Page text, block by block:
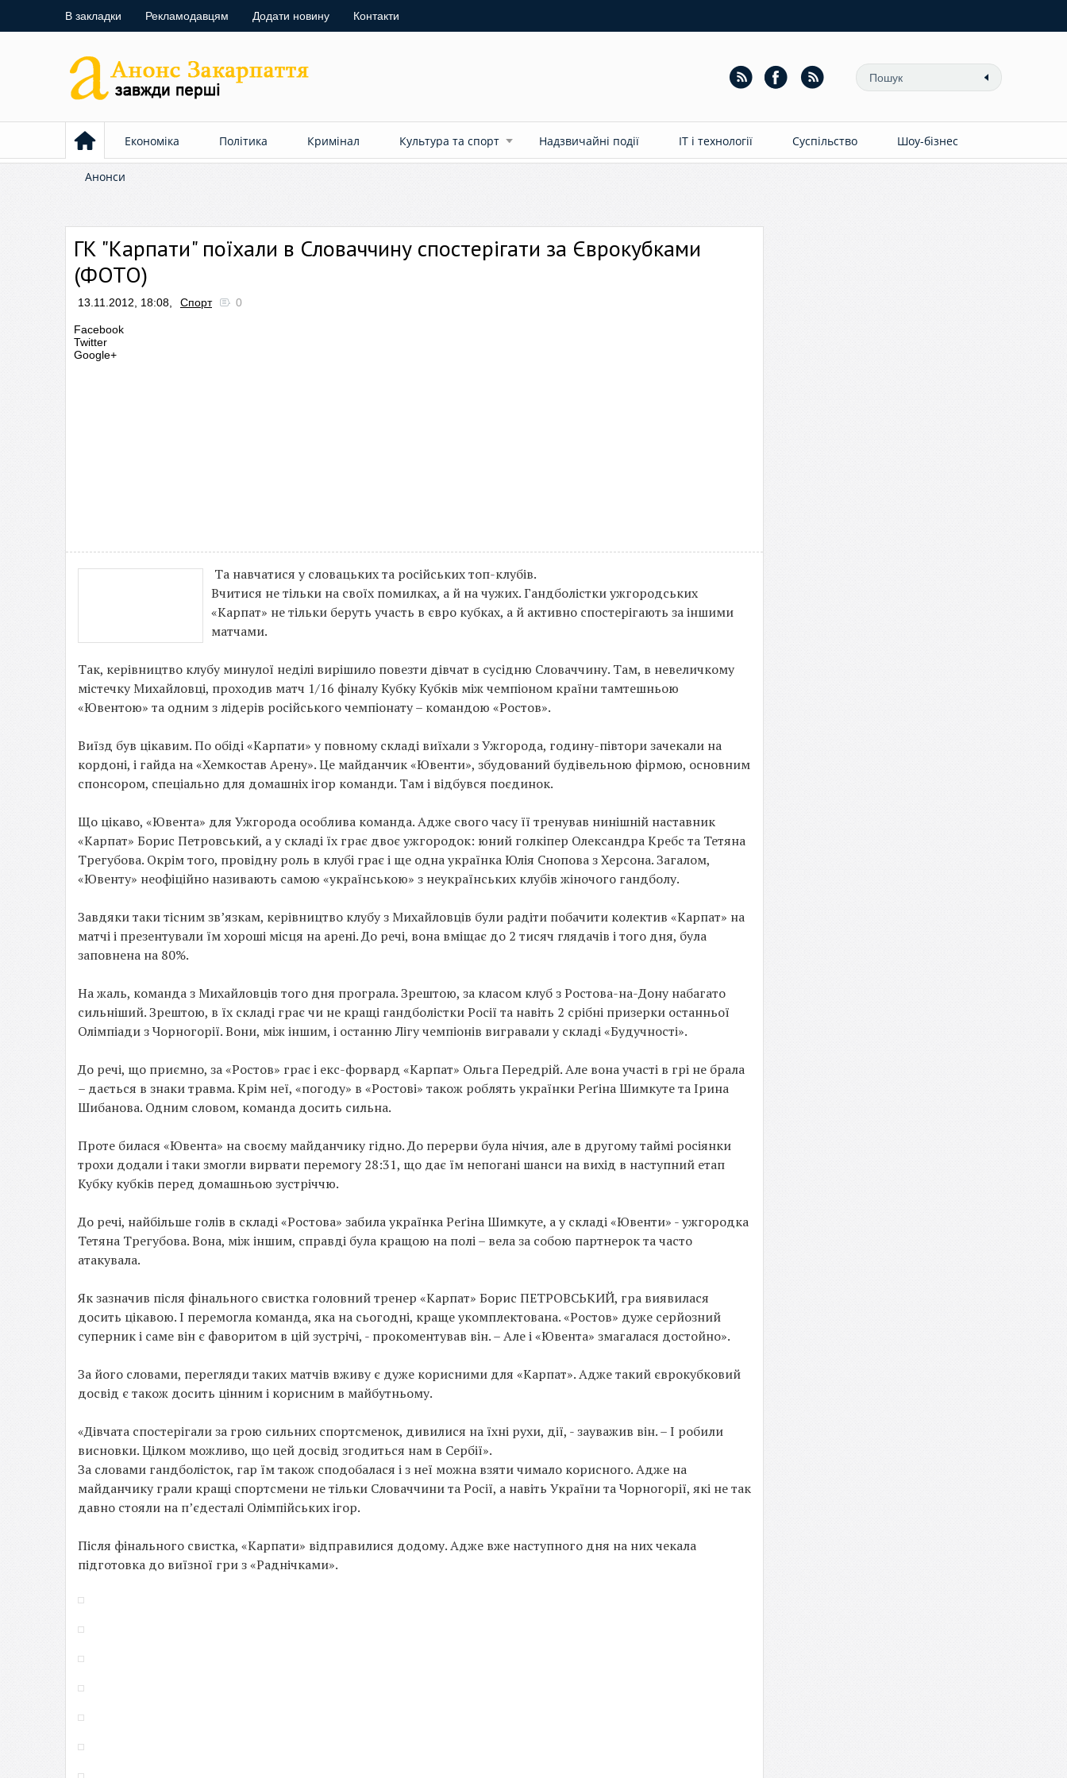
В закладки Рекламодавцям Додати новину Контакти
Економіка Політика Кримінал Культура та спорт Надзвичайні події ІТ і технології Суспільство Шоу-бізнес
Анонси
ГК "Карпати" поїхали в Словаччину спостерігати за Єврокубками
(ФОТО)
13.11.2012, 18:08, Спорт 0
Facebook
Twitter
Google+
Та навчатися у словацьких та російських топ-клубів.
Вчитися не тільки на своїх помилках, а й на чужих. Гандболістки ужгородських
«Карпат» не тільки беруть участь в євро кубках, а й активно спостерігають за іншими
матчами.
Так, керівництво клубу минулої неділі вирішило повезти дівчат в сусідню Словаччину. Там, в невеличкому
містечку Михайловці, проходив матч 1/16 фіналу Кубку Кубків між чемпіоном країни тамтешньою
«Ювентою» та одним з лідерів російського чемпіонату – командою «Ростов».
Виїзд був цікавим. По обіді «Карпати» у повному складі виїхали з Ужгорода, годину-півтори зачекали на
кордоні, і гайда на «Хемкостав Арену». Це майданчик «Ювенти», збудований будівельною фірмою, основним
спонсором, спеціально для домашніх ігор команди. Там і відбувся поєдинок.
Що цікаво, «Ювента» для Ужгорода особлива команда. Адже свого часу її тренував нинішній наставник
«Карпат» Борис Петровський, а у складі їх грає двоє ужгородок: юний голкіпер Олександра Кребс та Тетяна
Трегубова. Окрім того, провідну роль в клубі грає і ще одна українка Юлія Снопова з Херсона. Загалом,
«Ювенту» неофіційно називають самою «українською» з неукраїнських клубів жіночого гандболу.
Завдяки таки тісним зв’язкам, керівництво клубу з Михайловців були радіти побачити колектив «Карпат» на
матчі і презентували їм хороші місця на арені. До речі, вона вміщає до 2 тисяч глядачів і того дня, була
заповнена на 80%.
На жаль, команда з Михайловців того дня програла. Зрештою, за класом клуб з Ростова-на-Дону набагато
сильніший. Зрештою, в їх складі грає чи не кращі гандболістки Росії та навіть 2 срібні призерки останньої
Олімпіади з Чорногорії. Вони, між іншим, і останню Лігу чемпіонів вигравали у складі «Будучності».
До речі, що приємно, за «Ростов» грає і екс-форвард «Карпат» Ольга Передрій. Але вона участі в грі не брала
– дається в знаки травма. Крім неї, «погоду» в «Ростові» також роблять українки Реґіна Шимкуте та Ірина
Шибанова. Одним словом, команда досить сильна.
Проте билася «Ювента» на своєму майданчику гідно. До перерви була нічия, але в другому таймі росіянки
трохи додали і таки змогли вирвати перемогу 28:31, що дає їм непогані шанси на вихід в наступний етап
Кубку кубків перед домашньою зустріччю.
До речі, найбільше голів в складі «Ростова» забила українка Реґіна Шимкуте, а у складі «Ювенти» - ужгородка
Тетяна Трегубова. Вона, між іншим, справді була кращою на полі – вела за собою партнерок та часто
атакувала.
Як зазначив після фінального свистка головний тренер «Карпат» Борис ПЕТРОВСЬКИЙ, гра виявилася
досить цікавою. І перемогла команда, яка на сьогодні, краще укомплектована. «Ростов» дуже серйозний
суперник і саме він є фаворитом в цій зустрічі, - прокоментував він. – Але і «Ювента» змагалася достойно».
За його словами, перегляди таких матчів вживу є дуже корисними для «Карпат». Адже такий єврокубковий
досвід є також досить цінним і корисним в майбутньому.
«Дівчата спостерігали за грою сильних спортсменок, дивилися на їхні рухи, дії, - зауважив він. – І робили
висновки. Цілком можливо, що цей досвід згодиться нам в Сербії».
За словами гандболісток, гар їм також сподобалася і з неї можна взяти чимало корисного. Адже на
майданчику грали кращі спортсмени не тільки Словаччини та Росії, а навіть України та Чорногорії, які не так
давно стояли на п’єдесталі Олімпійських ігор.
Після фінального свистка, «Карпати» відправилися додому. Адже вже наступного дня на них чекала
підготовка до виїзної гри з «Раднічками».